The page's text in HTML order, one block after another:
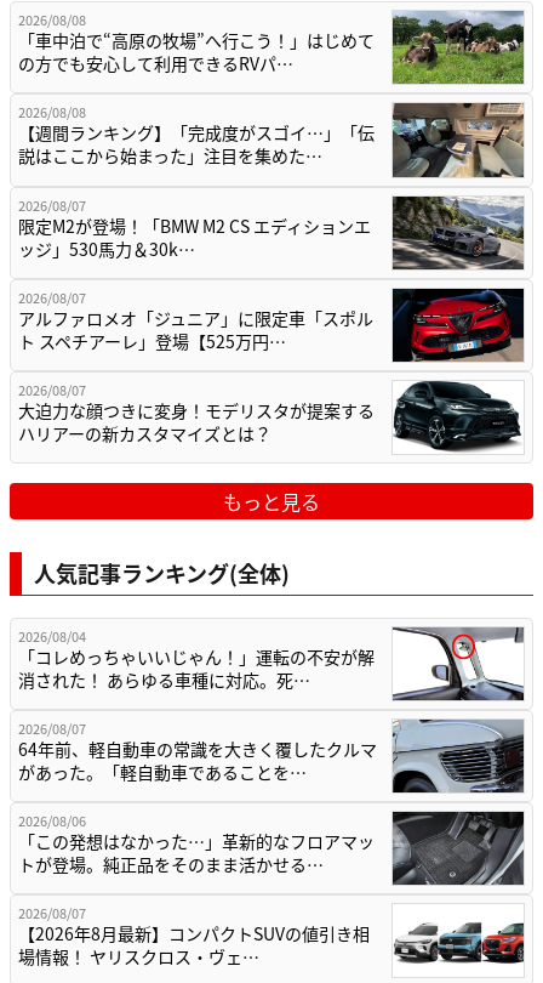
2026/08/08
「車中泊で“高原の牧場”へ行こう！」はじめて
の方でも安心して利用できるRVパ…
2026/08/08
【週間ランキング】「完成度がスゴイ…」「伝
説はここから始まった」注目を集めた…
2026/08/07
限定M2が登場！「BMW M2 CS エディションエ
ッジ」530馬力＆30k…
2026/08/07
アルファロメオ「ジュニア」に限定車「スポル
ト スペチアーレ」登場【525万円…
2026/08/07
大迫力な顔つきに変身！モデリスタが提案する
ハリアーの新カスタマイズとは？
もっと見る
人気記事ランキング(全体)
2026/08/04
「コレめっちゃいいじゃん！」運転の不安が解
消された！ あらゆる車種に対応。死…
2026/08/07
64年前、軽自動車の常識を大きく覆したクルマ
があった。「軽自動車であることを…
2026/08/06
「この発想はなかった…」革新的なフロアマッ
トが登場。純正品をそのまま活かせる…
2026/08/07
【2026年8月最新】コンパクトSUVの値引き相
場情報！ ヤリスクロス・ヴェ…